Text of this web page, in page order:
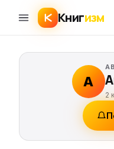
Книгизм
A
2